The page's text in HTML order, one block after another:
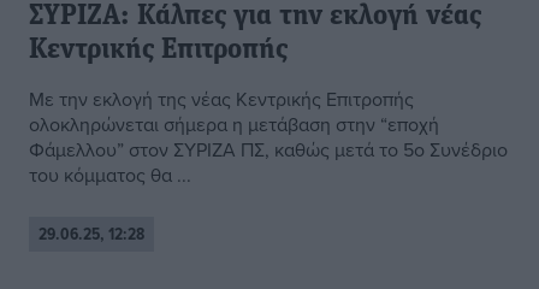
ΣΥΡΙΖΑ: Κάλπες για την εκλογή νέας
Κεντρικής Επιτροπής
Με την εκλογή της νέας Κεντρικής Επιτροπής
ολοκληρώνεται σήμερα η μετάβαση στην “εποχή
Φάμελλου” στον ΣΥΡΙΖΑ ΠΣ, καθώς μετά το 5ο Συνέδριο
του κόμματος θα ...
29.06.25, 12:28